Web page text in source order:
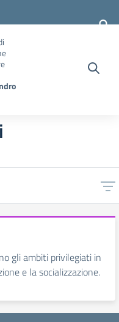
gli ambiti privilegiati in
e la socializzazione.